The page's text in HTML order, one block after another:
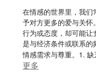
在情感的世界里，我
予对方更多的爱与关
行为或态度，却可能
是与经济条件或联系
情感需求与尊重。1.
更多